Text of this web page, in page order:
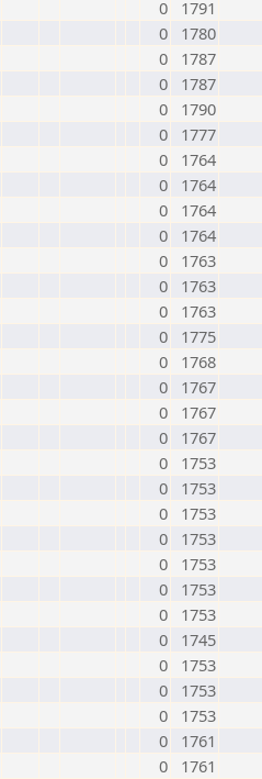
0
1791
0
1780
0
1787
0
1787
0
1790
0
1777
0
1764
0
1764
0
1764
0
1764
0
1763
0
1763
0
1763
0
1775
0
1768
0
1767
0
1767
0
1767
0
1753
0
1753
0
1753
0
1753
0
1753
0
1753
0
1753
0
1745
0
1753
0
1753
0
1753
0
1761
0
1761